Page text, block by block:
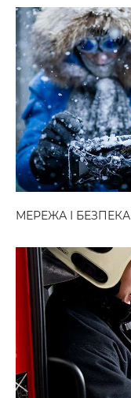
МЕРЕЖА І БЕЗПЕКА